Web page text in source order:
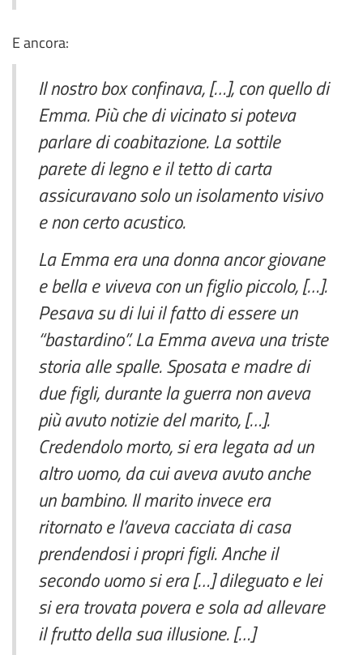
E ancora:
Il nostro box confinava, […], con quello di
Emma. Più che di vicinato si poteva
parlare di coabitazione. La sottile
parete di legno e il tetto di carta
assicuravano solo un isolamento visivo
e non certo acustico.
La Emma era una donna ancor giovane
e bella e viveva con un figlio piccolo, […].
Pesava su di lui il fatto di essere un
“bastardino”. La Emma aveva una triste
storia alle spalle. Sposata e madre di
due figli, durante la guerra non aveva
più avuto notizie del marito, […].
Credendolo morto, si era legata ad un
altro uomo, da cui aveva avuto anche
un bambino. Il marito invece era
ritornato e l’aveva cacciata di casa
prendendosi i propri figli. Anche il
secondo uomo si era […] dileguato e lei
si era trovata povera e sola ad allevare
il frutto della sua illusione. […]